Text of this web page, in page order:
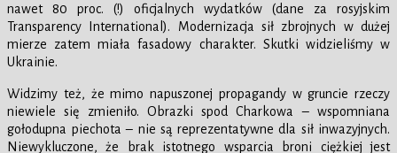
nawet 80 proc. (!) oficjalnych wydatków (dane za rosyjskim
Transparency International). Modernizacja sił zbrojnych w dużej
mierze zatem miała fasadowy charakter. Skutki widzieliśmy w
Ukrainie.
Widzimy też, że mimo napuszonej propagandy w gruncie rzeczy
niewiele się zmieniło. Obrazki spod Charkowa – wspomniana
gołodupna piechota – nie są reprezentatywne dla sił inwazyjnych.
Niewykluczone, że brak istotnego wsparcia broni ciężkiej jest